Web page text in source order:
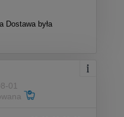
Dostawa była
01